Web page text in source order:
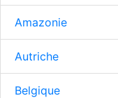
Amazonie
Autriche
Belgique